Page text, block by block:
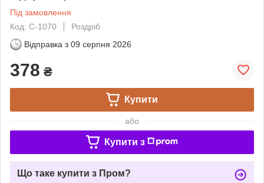
Під замовлення
Код: C-1070
Роздріб
Відправка з 09 серпня 2026
378 ₴
Купити
або
Купити з
Що таке купити з Пром?